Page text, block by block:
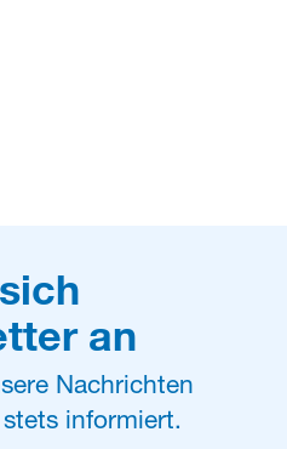
an
Nachrichten
informiert.